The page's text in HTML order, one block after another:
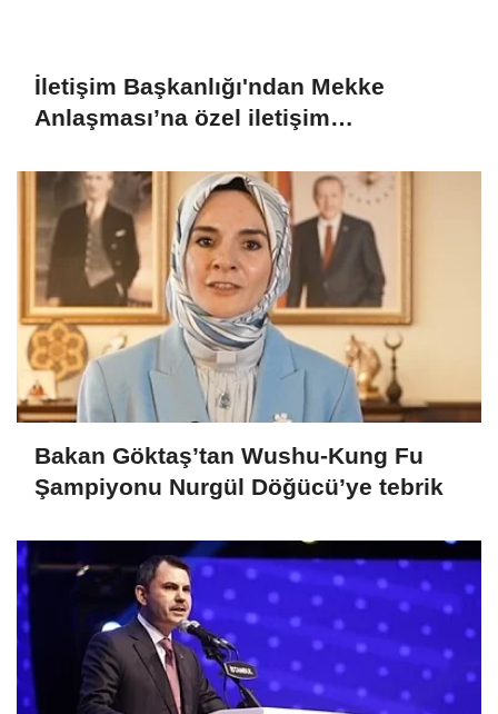
İletişim Başkanlığı'ndan Mekke
Anlaşması’na özel iletişim
Bakan Göktaş’tan Wushu-Kung Fu
Şampiyonu Nurgül Döğücü’ye tebrik